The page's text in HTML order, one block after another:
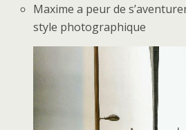
Maxime a peur de
style photographique